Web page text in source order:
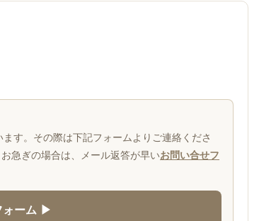
す。その際は下記フォームよりご連絡くださ
急ぎの場合は、メール返答が早いお問い合せフ
ォーム ▶